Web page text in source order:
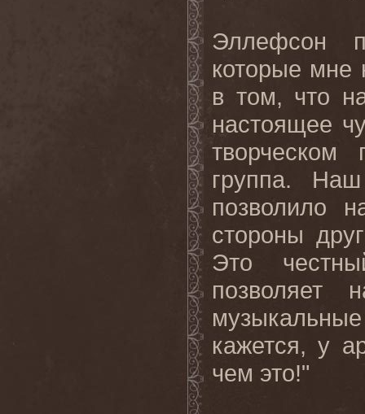
Эллефсон
которые мне
в том, что
настоящее
группа.
позволило
стороны
Это
позволяет
кажется, у
чем это!"